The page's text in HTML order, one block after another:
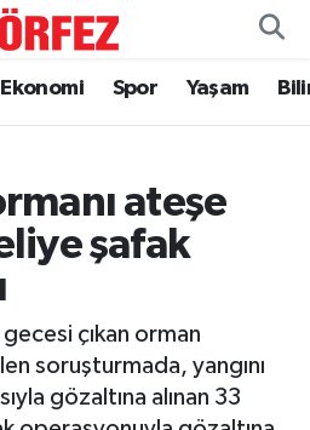
Ekonomi Spor Yaşam
ateşe
şafak
çıkan orman
soruşturmada, yangını
gözaltına alınan 33
ve Fikstür